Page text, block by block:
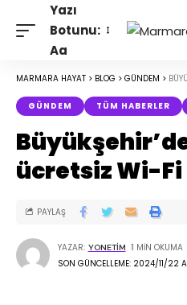
Yazı
Botunu:
Aa
MARMARA HAYAT > BLOG > GÜNDEM >
GÜNDEM TÜM HABERLER
ücretsiz Wi-
SON GÜNCELLEME: 2024/11/22
YAZAR: YONETIM 1 MIN OKUMA
PAYLAŞ